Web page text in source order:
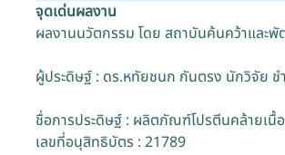
จุดเด่นผลงาน
ผลงานนวัตกรรม โดย สถาบันค้นคว้าและ
ผู้ประดิษฐ์ : ดร.หทัยชนก กันตรง นักวิจัย
ชื่อการประดิษฐ์ : ผลิตภัณฑ์โปรตีนคล้ายเนื้
เลขที่อนุสิทธิบัตร : 21789